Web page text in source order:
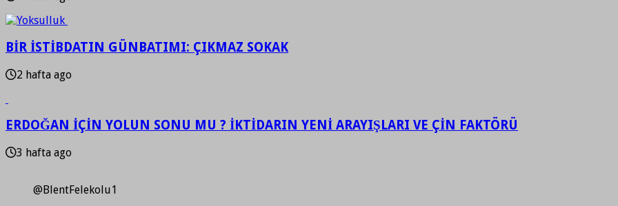
BİR İSTİBDATIN GÜNBATIMI: ÇIKMAZ SOKAK
2 hafta ago
ERDOĞAN İÇİN YOLUN SONU MU ? İKTİDARIN YENİ ARAYIŞLARI VE ÇİN FAKTÖRÜ
3 hafta ago
@BlentFelekolu1